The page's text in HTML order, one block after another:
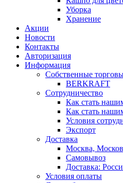
Уборка
Хранение
Акции
Новости
Контакты
Авторизация
Информация
Собственные
BERKRAFT
Сотрудничество
Как стать
Как стать
Условия
Экспорт
Доставка
Москва,
Самовывоз
Доставка:
Условия оплаты